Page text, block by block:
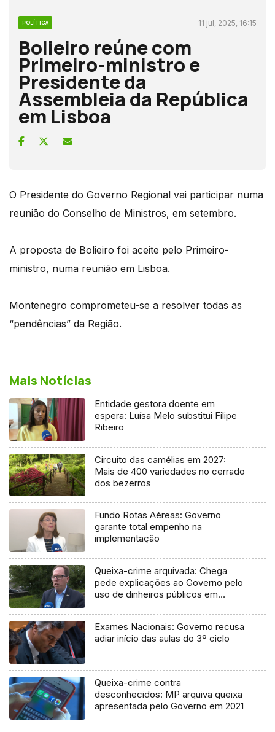
POLÍTICA 11 jul, 2025, 16:15
Bolieiro reúne com
Primeiro-ministro e
Presidente da
Assembleia da República
em Lisboa
O Presidente do Governo Regional vai participar numa
reunião do Conselho de Ministros, em setembro.
A proposta de Bolieiro foi aceite pelo Primeiro-
ministro, numa reunião em Lisboa.
Montenegro comprometeu-se a resolver todas as
“pendências” da Região.
Mais Notícias
Entidade gestora doente em
espera: Luísa Melo substitui Filipe
Ribeiro
Circuito das camélias em 2027:
Mais de 400 variedades no cerrado
dos bezerros
Fundo Rotas Aéreas: Governo
garante total empenho na
implementação
Queixa-crime arquivada: Chega
pede explicações ao Governo pelo
uso de dinheiros públicos em
Exames Nacionais: Governo recusa
adiar início das aulas do 3º ciclo
Queixa-crime contra
desconhecidos: MP arquiva queixa
apresentada pelo Governo em 2021